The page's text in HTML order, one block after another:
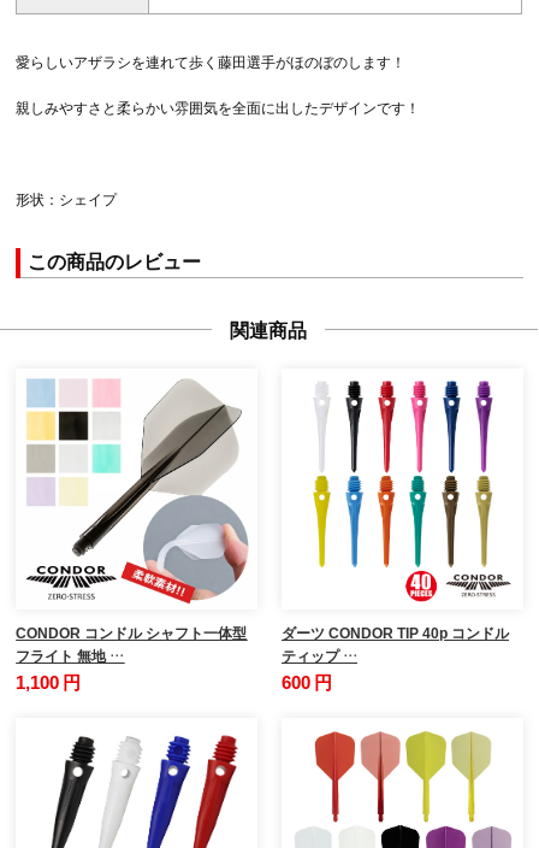
愛らしいアザラシを連れて歩く藤田選手がほのぼのします！
親しみやすさと柔らかい雰囲気を全面に出したデザインです！
形状：シェイプ
この商品のレビュー
関連商品
CONDOR コンドル シャフト一体型
フライト 無地 …
1,100 円
ダーツ CONDOR TIP 40p コンドル
ティップ …
600 円